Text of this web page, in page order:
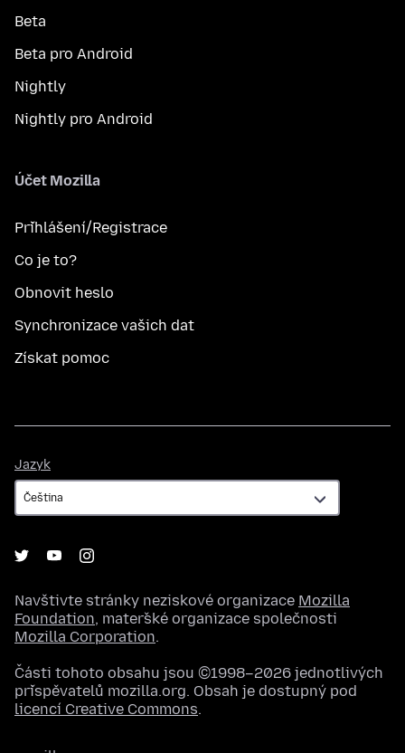
Beta
Beta pro Android
Nightly
Nightly pro Android
Účet Mozilla
Přihlášení/Registrace
Co je to?
Obnovit heslo
Synchronizace vašich dat
Získat pomoc
Jazyk
Navštivte stránky neziskové organizace Mozilla
Foundation, mateřské organizace společnosti
Mozilla Corporation.
Části tohoto obsahu jsou ©1998–2026 jednotlivých
přispěvatelů mozilla.org. Obsah je dostupný pod
licencí Creative Commons.